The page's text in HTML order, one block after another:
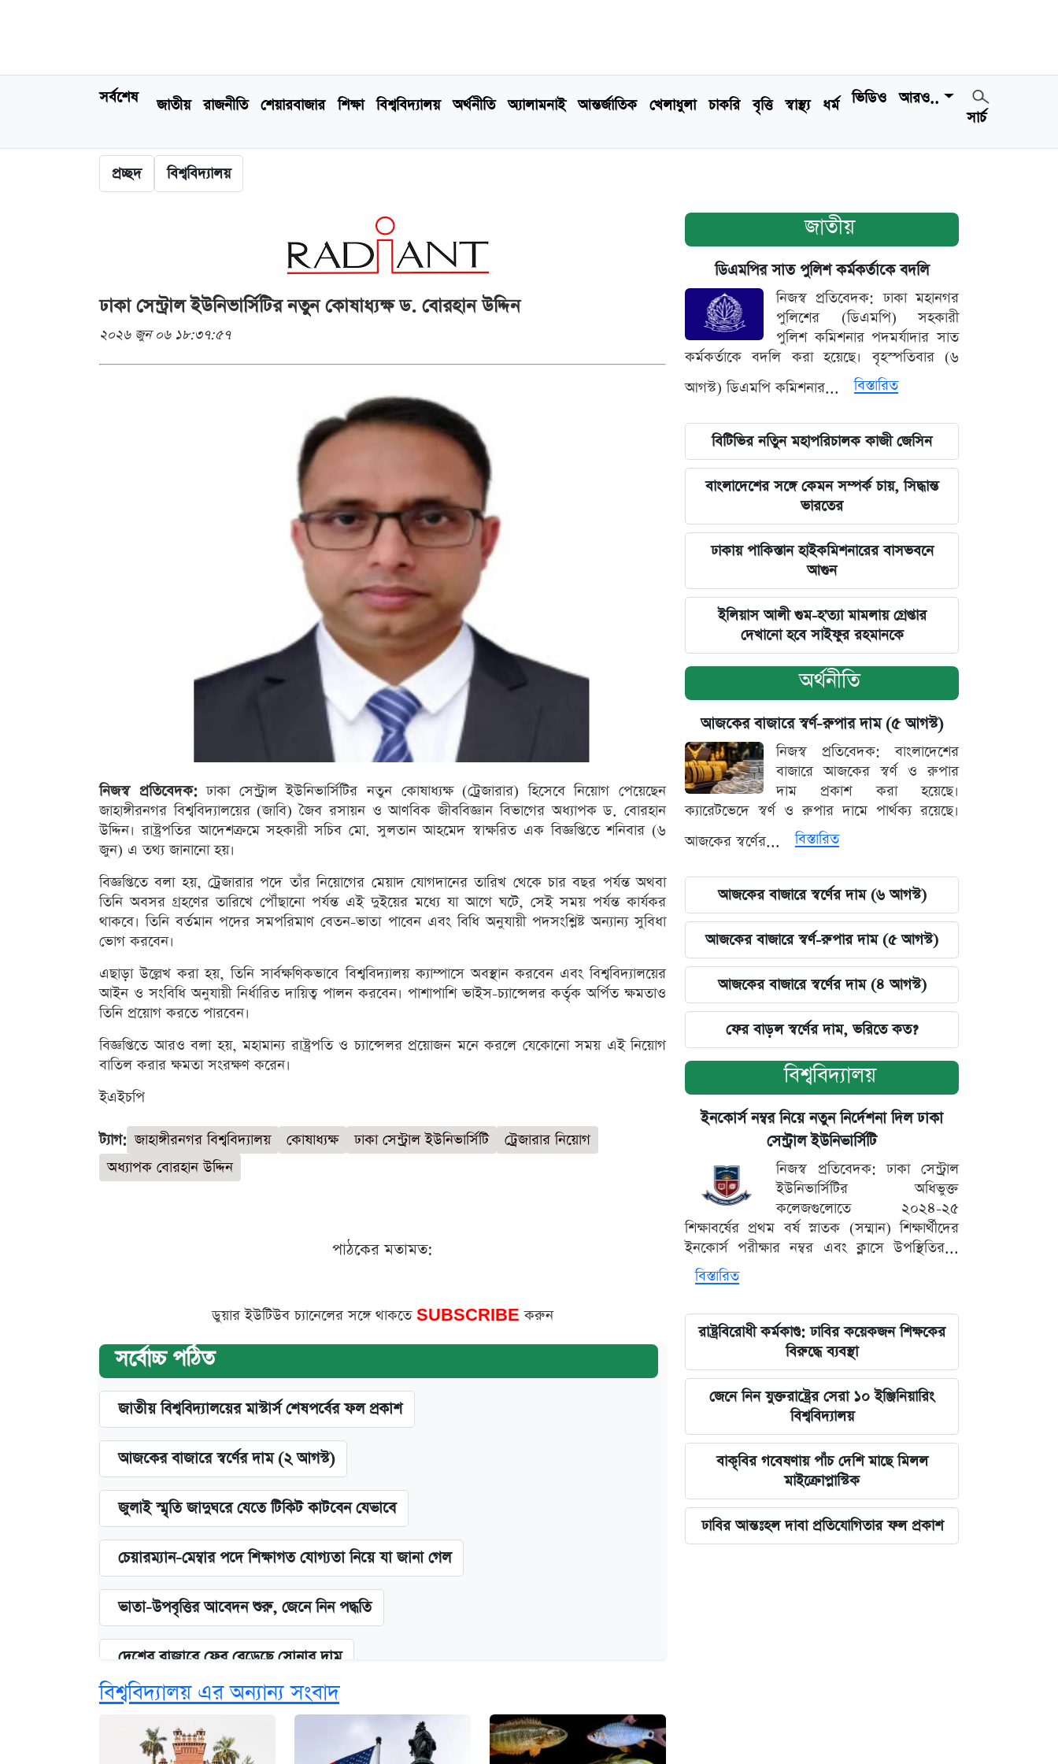
সর্বশেষ জাতীয় রাজনীতি শেয়ারবাজার শিক্ষা বিশ্ববিদ্যালয় অর্থনীতি অ্যালামনাই আন্তর্জাতিক খেলাধুলা চাকরি বৃত্তি স্বাস্থ্য ধর্ম ভিডিও
আরও..
সার্চ
প্রচ্ছদ বিশ্ববিদ্যালয়
ঢাকা সেন্ট্রাল ইউনিভার্সিটির নতুন কোষাধ্যক্ষ ড. বোরহান উদ্দিন
২০২৬ জুন ০৬ ১৮:৩৭:৫৭
নিজস্ব প্রতিবেদক:ঢাকা সেন্ট্রাল ইউনিভার্সিটির নতুন কোষাধ্যক্ষ (ট্রেজারার) হিসেবে নিয়োগ পেয়েছেন
জাহাঙ্গীরনগর বিশ্ববিদ্যালয়ের (জাবি) জৈব রসায়ন ও আণবিক জীববিজ্ঞান বিভাগের অধ্যাপক ড. বোরহান
উদ্দিন। রাষ্ট্রপতির আদেশক্রমে সহকারী সচিব মো. সুলতান আহমেদ স্বাক্ষরিত এক বিজ্ঞপ্তিতে শনিবার (৬
জুন) এ তথ্য জানানো হয়।
বিজ্ঞপ্তিতে বলা হয়, ট্রেজারার পদে তাঁর নিয়োগের মেয়াদ যোগদানের তারিখ থেকে চার বছর পর্যন্ত অথবা
তিনি অবসর গ্রহণের তারিখে পৌঁছানো পর্যন্ত এই দুইয়ের মধ্যে যা আগে ঘটে, সেই সময় পর্যন্ত কার্যকর
থাকবে। তিনি বর্তমান পদের সমপরিমাণ বেতন-ভাতা পাবেন এবং বিধি অনুযায়ী পদসংশ্লিষ্ট অন্যান্য সুবিধা
ভোগ করবেন।
এছাড়া উল্লেখ করা হয়, তিনি সার্বক্ষণিকভাবে বিশ্ববিদ্যালয় ক্যাম্পাসে অবস্থান করবেন এবং বিশ্ববিদ্যালয়ের
আইন ও সংবিধি অনুযায়ী নির্ধারিত দায়িত্ব পালন করবেন। পাশাপাশি ভাইস-চ্যান্সেলর কর্তৃক অর্পিত ক্ষমতাও
তিনি প্রয়োগ করতে পারবেন।
বিজ্ঞপ্তিতে আরও বলা হয়, মহামান্য রাষ্ট্রপতি ও চ্যান্সেলর প্রয়োজন মনে করলে যেকোনো সময় এই নিয়োগ
বাতিল করার ক্ষমতা সংরক্ষণ করেন।
ইএইচপি
ট্যাগ: জাহাঙ্গীরনগর বিশ্ববিদ্যালয় কোষাধ্যক্ষ ঢাকা সেন্ট্রাল ইউনিভার্সিটি
ট্রেজারার নিয়োগ
অধ্যাপক বোরহান উদ্দিন
পাঠকের মতামত:
ডুয়ার ইউটিউব চ্যানেলের সঙ্গে থাকতে SUBSCRIBEকরুন
সর্বোচ্চ পঠিত
জাতীয় বিশ্ববিদ্যালয়ের মাস্টার্স শেষপর্বের ফল প্রকাশ
আজকের বাজারে স্বর্ণের দাম (২ আগস্ট)
জুলাই স্মৃতি জাদুঘরে যেতে টিকিট কাটবেন যেভাবে
চেয়ারম্যান-মেম্বার পদে শিক্ষাগত যোগ্যতা নিয়ে যা জানা গেল
ভাতা-উপবৃত্তির আবেদন শুরু, জেনে নিন পদ্ধতি
দেশের বাজারে ফের বেড়েছে সোনার দাম
‘গুলশানের চামেলি’ তে যৌনকর্মীর দালাল অ্যাডলফ খান
আজ শুক্রবার রাজধানীর যেসব মার্কেট-দোকানপাট বন্ধ
বিশ্ববিদ্যালয় এর অন্যান্য সংবাদ
জাতীয়
ডিএমপির সাত পুলিশ কর্মকর্তাকে বদলি
নিজস্ব প্রতিবেদক: ঢাকা মহানগর
পুলিশের (ডিএমপি) সহকারী
পুলিশ কমিশনার পদমর্যাদার সাত
কর্মকর্তাকে বদলি করা হয়েছে। বৃহস্পতিবার (৬
আগস্ট) ডিএমপি কমিশনার...
বিস্তারিত
বিটিভির নতিুন মহাপরিচালক কাজী জেসিন
বাংলাদেশের সঙ্গে কেমন সম্পর্ক চায়, সিদ্ধান্ত
ভারতের
ঢাকায় পাকিস্তান হাইকমিশনারের বাসভবনে
আগুন
ইলিয়াস আলী গুম-হ'ত্যা মামলায় গ্রেপ্তার
দেখানো হবে সাইফুর রহমানকে
অর্থনীতি
আজকের বাজারে স্বর্ণ-রুপার দাম (৫ আগস্ট)
নিজস্ব প্রতিবেদক: বাংলাদেশের
বাজারে আজকের স্বর্ণ ও রুপার
দাম প্রকাশ করা হয়েছে।
ক্যারেটভেদে স্বর্ণ ও রুপার দামে পার্থক্য রয়েছে।
আজকের স্বর্ণের...
বিস্তারিত
আজকের বাজারে স্বর্ণের দাম (৬ আগস্ট)
আজকের বাজারে স্বর্ণ-রুপার দাম (৫ আগস্ট)
আজকের বাজারে স্বর্ণের দাম (৪ আগস্ট)
ফের বাড়ল স্বর্ণের দাম, ভরিতে কত?
বিশ্ববিদ্যালয়
ইনকোর্স নম্বর নিয়ে নতুন নির্দেশনা দিল ঢাকা
সেন্ট্রাল ইউনিভার্সিটি
নিজস্ব প্রতিবেদক: ঢাকা সেন্ট্রাল
ইউনিভার্সিটির অধিভুক্ত
কলেজগুলোতে ২০২৪-২৫
শিক্ষাবর্ষের প্রথম বর্ষ স্নাতক (সম্মান) শিক্ষার্থীদের
ইনকোর্স পরীক্ষার নম্বর এবং ক্লাসে উপস্থিতির...
বিস্তারিত
রাষ্ট্রবিরোধী কর্মকাণ্ড: ঢাবির কয়েকজন শিক্ষকের
বিরুদ্ধে ব্যবস্থা
জেনে নিন যুক্তরাষ্ট্রের সেরা ১০ ইঞ্জিনিয়ারিং
বিশ্ববিদ্যালয়
বাকৃবির গবেষণায় পাঁচ দেশি মাছে মিলল
মাইক্রোপ্লাস্টিক
ঢাবির আন্তঃহল দাবা প্রতিযোগিতার ফল প্রকাশ